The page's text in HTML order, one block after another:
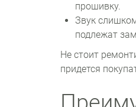
прошивку.
Звук
подлежат
Не стоит
придется